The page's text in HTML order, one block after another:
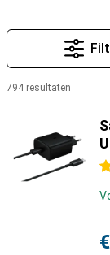
794 resultaten